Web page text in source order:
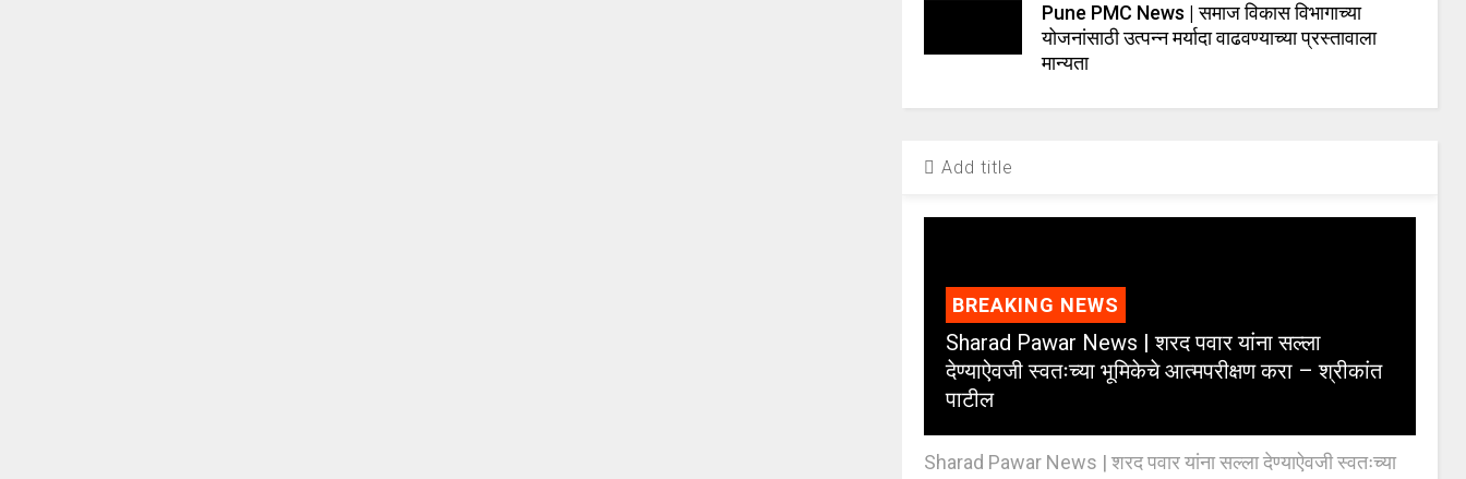
Pune PMC News | समाज विकास विभागाच्या
योजनांसाठी उत्पन्न मर्यादा वाढवण्याच्या प्रस्तावाला
मान्यता
Add title
BREAKING NEWS
Sharad Pawar News | शरद पवार यांना सल्ला
देण्याऐवजी स्वतःच्या भूमिकेचे आत्मपरीक्षण करा – श्रीकांत
पाटील
Sharad Pawar News | शरद पवार यांना सल्ला देण्याऐवजी स्वतःच्या